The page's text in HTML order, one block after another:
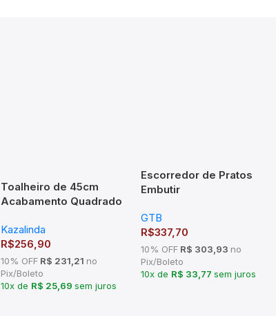
Toalheiro de 45cm
Acabamento Quadrado
Kazalinda
R$256,90
10% OFF R$ 231,21 no
Pix/Boleto
10x de R$ 25,69sem juros
Escorredor de Pratos
Embutir
1000mm Cromado
GTB
R$337,70
10% OFFR$ 303,93 no
Pix/Boleto
10x de R$ 33,77 sem juros